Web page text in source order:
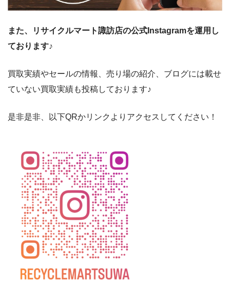
また、リサイクルマート諏訪店の公式Instagramを運用し
ております♪
買取実績やセールの情報、売り場の紹介、ブログには載せ
ていない買取実績も投稿しております♪
是非是非、以下QRかリンクよりアクセスしてください！